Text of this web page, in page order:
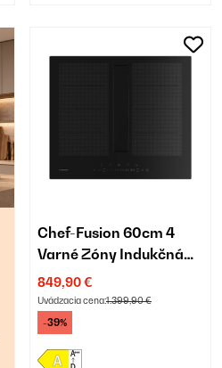
Chef-Fusion 60cm 4
Varné Zóny Indukčná
Doska s Odsávaním
Čierna
849,90 €
Uvádzacia cena:1.399,90 €
-39%